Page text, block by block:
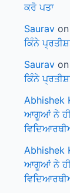
ਕਰੋ ਪਤਾ
Saurav on
ਕਿੰਨੇ
Saurav on
ਕਿੰਨੇ
Abhishek
ਆਗੂਆਂ ਨੇ ਹੀ
Abhishek
ਆਗੂਆਂ ਨੇ ਹੀ